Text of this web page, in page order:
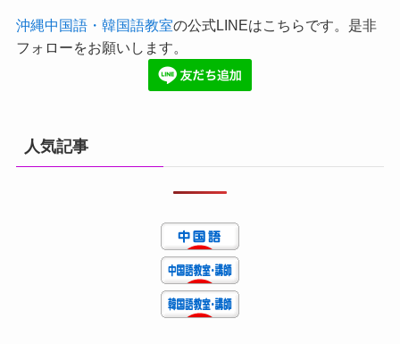
沖縄中国語・韓国語教室の公式LINEはこちらです。是非
フォローをお願いします。
人気記事